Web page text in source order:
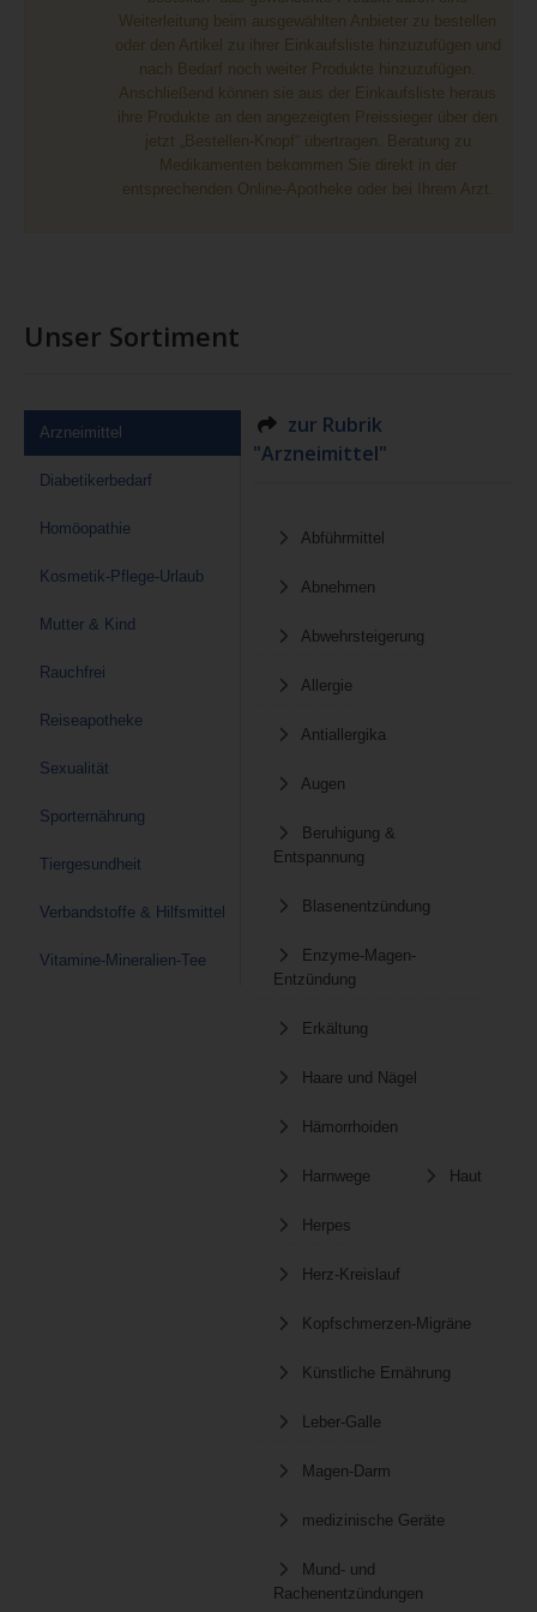
Weiterleitung beim ausgewählten Anbieter zu bestellen
oder den Artikel zu ihrer Einkaufsliste hinzuzufügen und
nach Bedarf noch weiter Produkte hinzuzufügen.
Anschließend können sie aus der Einkaufsliste heraus
ihre Produkte an den angezeigten Preissieger über den
jetzt „Bestellen-Knopf“ übertragen. Beratung zu
Medikamenten bekommen Sie direkt in der
entsprechenden Online-Apotheke oder bei Ihrem Arzt.
Unser Sortiment
Arzneimittel
Diabetikerbedarf
Homöopathie
Kosmetik-Pflege-Urlaub
Mutter & Kind
Rauchfrei
Reiseapotheke
Sexualität
Sporternährung
Tiergesundheit
Verbandstoffe & Hilfsmittel
Vitamine-Mineralien-Tee
zur Rubrik
"Arzneimittel"
Abführmittel
Abnehmen
Abwehrsteigerung
Allergie
Antiallergika
Augen
Beruhigung &
Entspannung
Blasenentzündung
Enzyme-Magen-
Entzündung
Erkältung
Haare und Nägel
Hämorrhoiden
Harnwege Haut
Herpes
Herz-Kreislauf
Kopfschmerzen-Migräne
Künstliche Ernährung
Leber-Galle
Magen-Darm
medizinische Geräte
Mund- und
Rachenentzündungen